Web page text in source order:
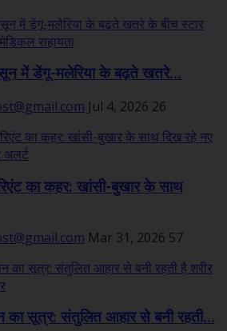
में डेंगू-मलेरिया के बढ़ते खतरे...
Jul 4, 2026 26
का कहर: खांसी-बुखार के साथ
Mar 31, 2026 57
का सूत्र: संतुलित आहार से बनी रहती...